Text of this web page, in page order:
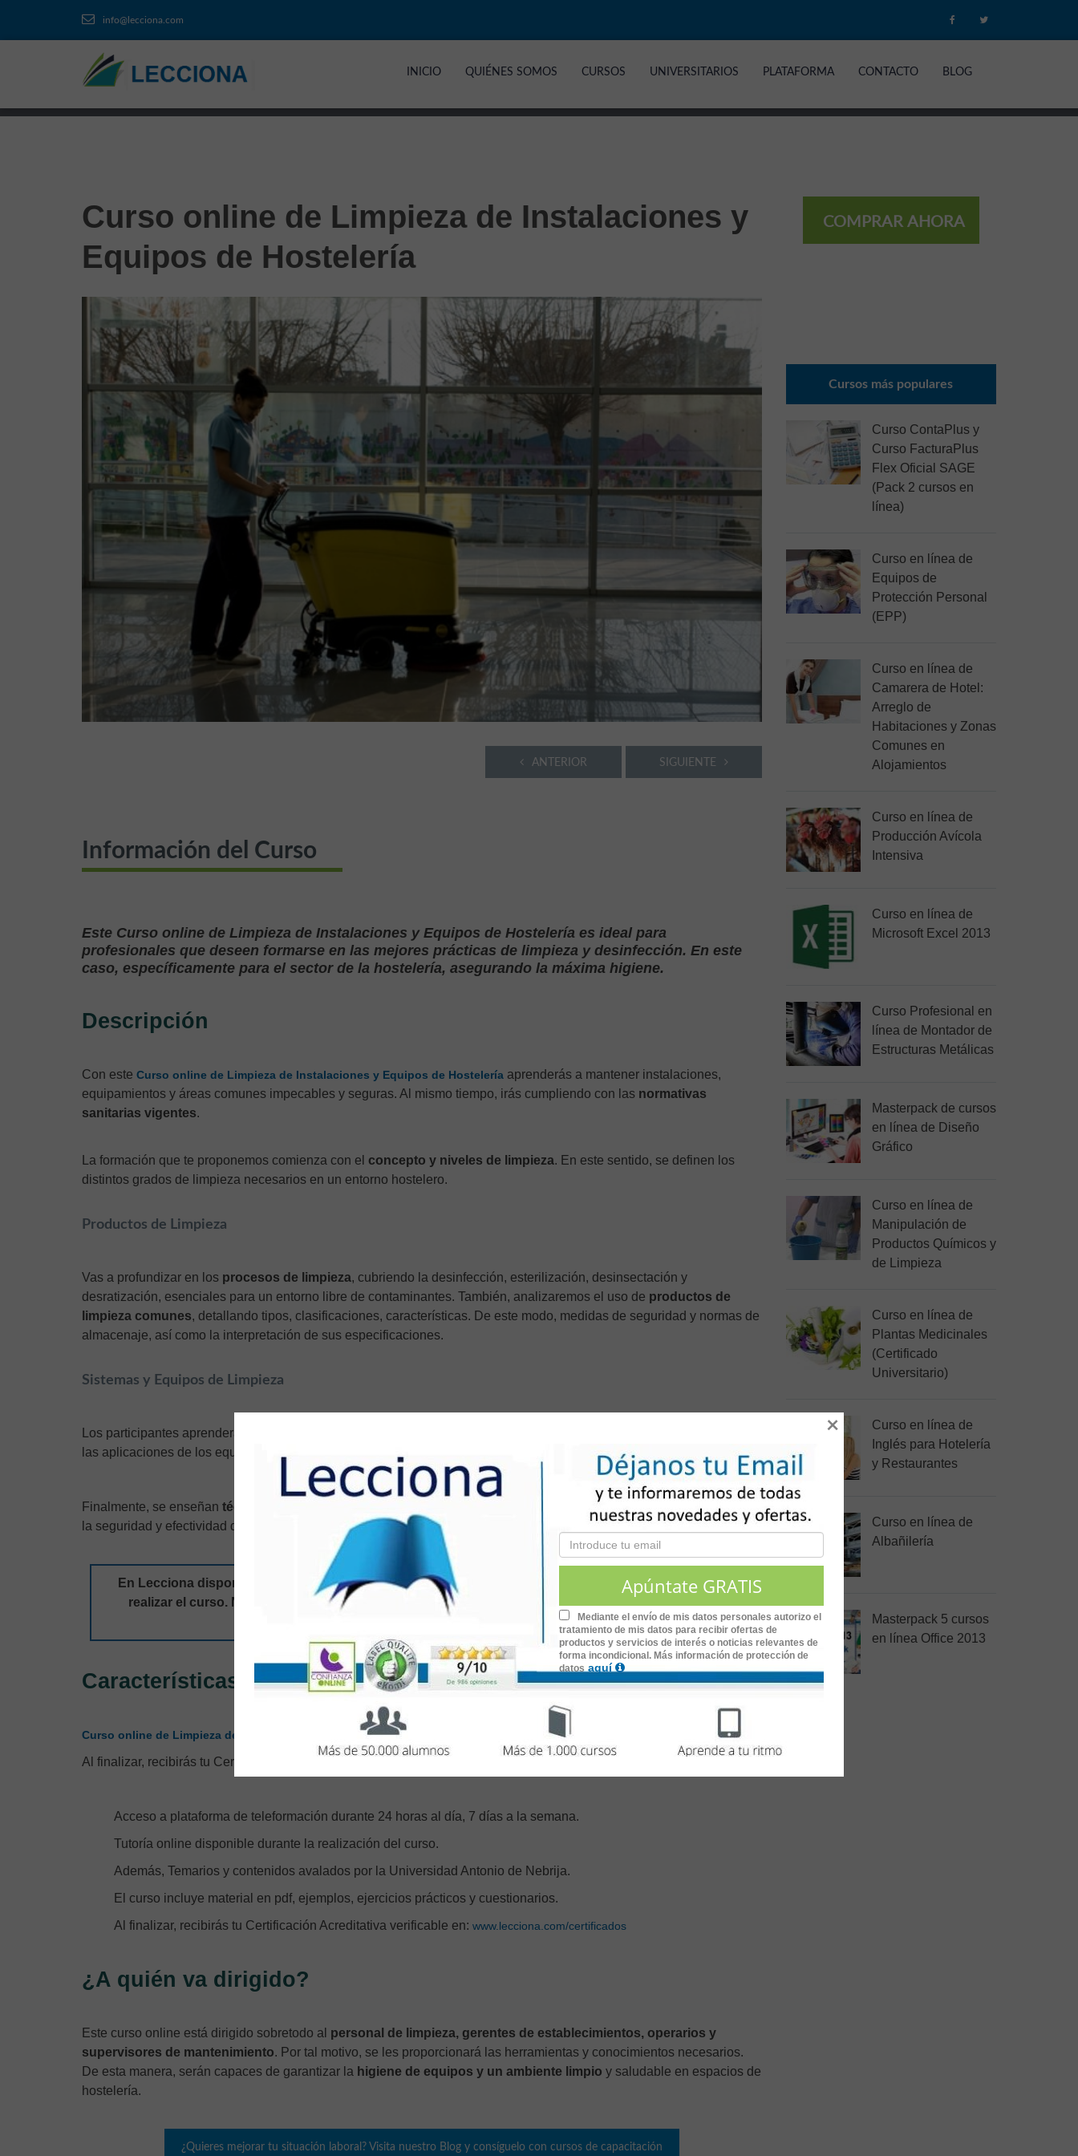
info@lecciona.com
INICIO QUIÉNES SOMOS CURSOS UNIVERSITARIOS PLATAFORMA CONTACTO BLOG
Curso online de Limpieza de Instalaciones y
Equipos de Hostelería
SIGUIENTE
ANTERIOR
Información del Curso
Este Curso online de Limpieza de Instalaciones y Equipos de Hostelería es ideal para
profesionales que deseen formarse en las mejores prácticas de limpieza y desinfección. En este
caso, específicamente para el sector de la hostelería, asegurando la máxima higiene.
Descripción
Con este Curso online de Limpieza de Instalaciones y Equipos de Hostelería aprenderás a mantener instalaciones,
equipamientos y áreas comunes impecables y seguras. Al mismo tiempo, irás cumpliendo con las normativas
sanitarias vigentes.
La formación que te proponemos comienza con el concepto y niveles de limpieza. En este sentido, se definen los
distintos grados de limpieza necesarios en un entorno hostelero.
Productos de Limpieza
Vas a profundizar en los procesos de limpieza, cubriendo la desinfección, esterilización, desinsectación y
desratización, esenciales para un entorno libre de contaminantes. También, analizaremos el uso de productos de
limpieza comunes, detallando tipos, clasificaciones, características. De este modo, medidas de seguridad y normas de
almacenaje, así como la interpretación de sus especificaciones.
Sistemas y Equipos de Limpieza
Los participantes aprenderán sobre
las aplicaciones de los equipos y materiales básicos y los procedimientos habituales para su ejecución.
Finalmente, se enseñan técnicas de señalización y aislamiento de áreas o equipos.
En consecuencia, garantizarás
la seguridad y efectividad de las operaciones de limpieza.
En Lecciona disponemos de condiciones y precios especiales para grupos y empresas que quieran
realizar el curso. No dudes en
contactar con nosotros y estaremos encantados de ofrecerte toda la
información sobre nuestras acciones formativas para grupos.
Características
Curso online de Limpieza de Instalaciones y Equipos de Hostelería
de 14 horas de duración.
Al finalizar, recibirás tu Certificado Acreditativo o tu Certificado Universitario.
Acceso a plataforma de teleformación durante 24 horas al día, 7 días a la semana.
Tutoría online disponible durante la realización del curso.
Además, Temarios y contenidos avalados por la Universidad Antonio de Nebrija.
El curso incluye material en pdf, ejemplos, ejercicios prácticos y cuestionarios.
Al finalizar, recibirás tu Certificación Acreditativa verificable en: www.lecciona.com/certificados
¿A quién va dirigido?
Este curso online está dirigido sobretodo al personal de limpieza, gerentes de establecimientos, operarios y
supervisores de mantenimiento. Por tal motivo, se les proporcionará las herramientas y conocimientos necesarios.
De esta manera, serán capaces de garantizar la higiene de equipos y un ambiente limpio y saludable en espacios de
hostelería.
¿Quieres mejorar tu situación laboral? Visita nuestro Blog y consíguelo con cursos de capacitación
COMPRAR AHORA
Cursos más populares
Curso ContaPlus y
Curso FacturaPlus
Flex Oficial SAGE
(Pack 2 cursos en
línea)
Curso en línea de
Equipos de
Protección Personal
(EPP)
Curso en línea de
Camarera de Hotel:
Arreglo de
Habitaciones y Zonas
Comunes en
Alojamientos
Curso en línea de
Producción Avícola
Intensiva
Curso en línea de
Microsoft Excel 2013
Curso Profesional en
línea de Montador de
Estructuras Metálicas
Masterpack de cursos
en línea de Diseño
Gráfico
Curso en línea de
Manipulación de
Productos Químicos y
de Limpieza
Curso en línea de
Plantas Medicinales
(Certificado
Universitario)
Curso en línea de
Inglés para Hotelería
y Restaurantes
Curso en línea de
Albañilería
Masterpack 5 cursos
en línea Office 2013
Mediante el envío de mis datos personales autorizo el
tratamiento de mis datos para recibir ofertas de
productos y servicios de interés o noticias relevantes de
forma incondicional. Más información de protección de
datos aquí
×